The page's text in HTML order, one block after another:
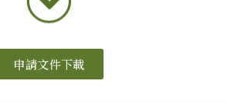
申請文件下載